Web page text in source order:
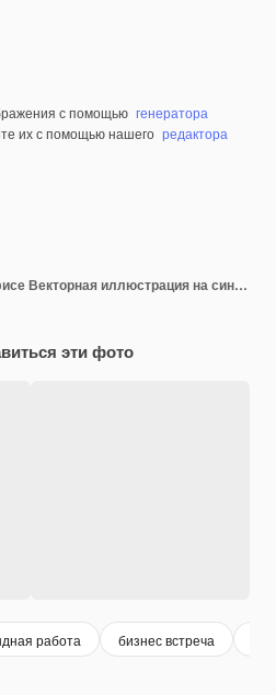
с помощью генератора
их с помощью нашего редактора
Деловая встреча в офисе Векторная иллюстрация на синем фоне
эти фото
работа бизнес встреча